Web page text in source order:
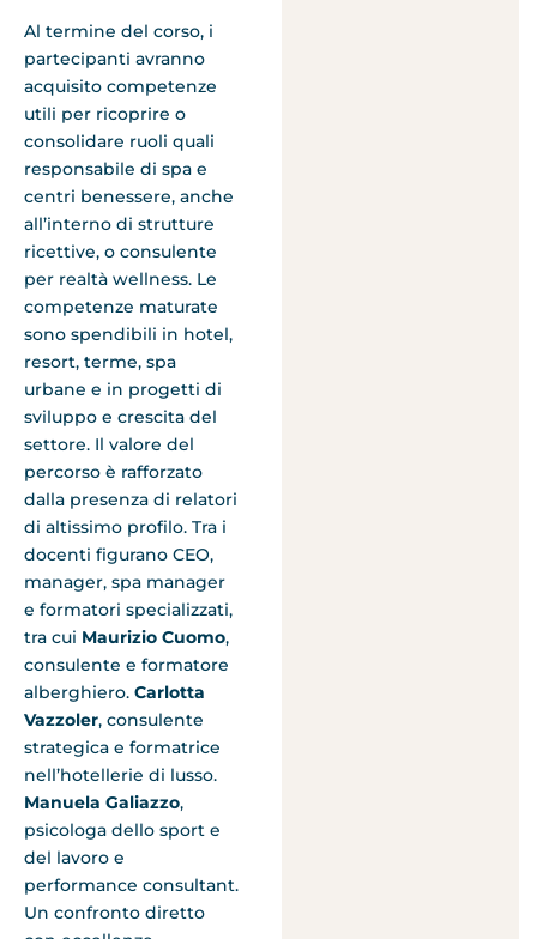
Al termine del corso, i
partecipanti avranno
acquisito competenze
utili per ricoprire o
consolidare ruoli quali
responsabile di spa e
centri benessere, anche
all’interno di strutture
ricettive, o consulente
per realtà wellness. Le
competenze maturate
sono spendibili in hotel,
resort, terme, spa
urbane e in progetti di
sviluppo e crescita del
settore. Il valore del
percorso è rafforzato
dalla presenza di relatori
di altissimo profilo. Tra i
docenti figurano CEO,
manager, spa manager
e formatori specializzati,
tra cui Maurizio Cuomo,
consulente e formatore
alberghiero. Carlotta
Vazzoler, consulente
strategica e formatrice
nell’hotellerie di lusso.
Manuela Galiazzo,
psicologa dello sport e
del lavoro e
performance consultant.
Un confronto diretto